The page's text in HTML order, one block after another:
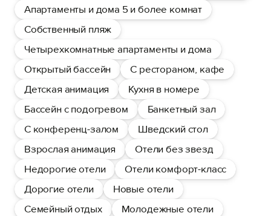
Апартаменты и дома 5 и более комнат
Собственный пляж
Четырехкомнатные апартаменты и дома
Открытый бассейн
С рестораном, кафе
Детская анимация
Кухня в номере
Бассейн с подогревом
Банкетный зал
С конференц-залом
Шведский стол
Взрослая анимация
Отели без звезд
Недорогие отели
Отели комфорт-класс
Дорогие отели
Новые отели
Семейный отдых
Молодежные отели